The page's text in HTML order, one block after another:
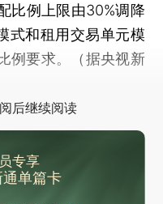
比例上限由30%调降
式和租用交易单元模
例要求。（据央视新
后继续阅读
专享
单篇卡